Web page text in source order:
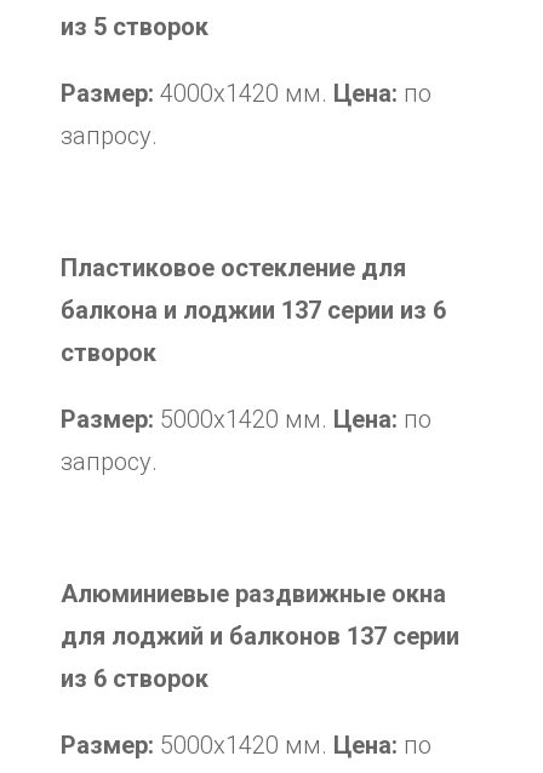
из 5 створок
Размер: 4000х1420 мм. Цена: по
запросу.
Пластиковое остекление для
балкона и лоджии 137 серии из 6
створок
Размер: 5000х1420 мм. Цена: по
запросу.
Алюминиевые раздвижные окна
для лоджий и балконов 137 серии
из 6 створок
Размер: 5000х1420 мм. Цена: по